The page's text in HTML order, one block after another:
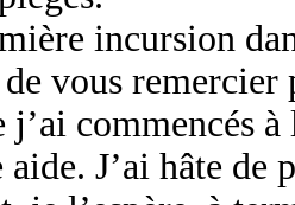
incursion
vous remercier
j’ai commencés
aide. J’ai hâte